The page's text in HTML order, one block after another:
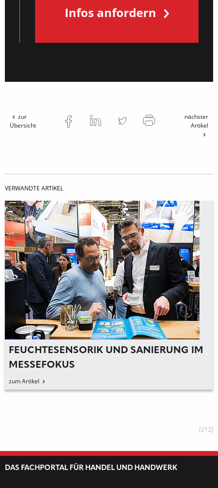
Infos anfordern
zur
Übersicht
nächster
Artikel
VERWANDTE ARTIKEL
FEUCHTESENSORIK UND SANIERUNG IM
MESSEFOKUS
zum Artikel
[212]
DAS FACHPORTAL FÜR HANDEL UND HANDWERK